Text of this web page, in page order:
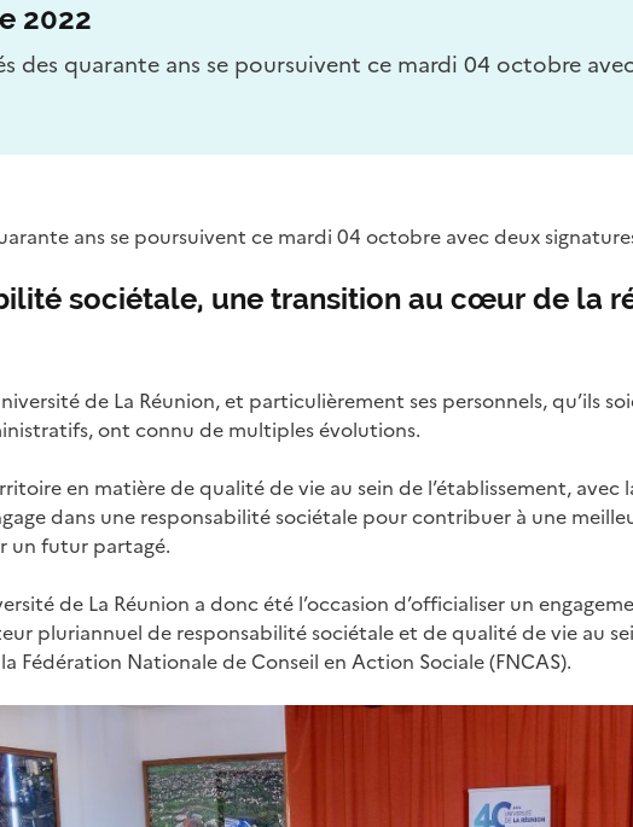
2022
des quarante ans se poursuivent ce mardi 04 octobre
ans se poursuivent ce mardi 04 octobre avec deux
sociétale, une transition au cœur de la
de La Réunion, et particulièrement ses personnels, qu’ils
ont connu de multiples évolutions.
en matière de qualité de vie au sein de l’établissement,
dans une responsabilité sociétale pour contribuer à une
un futur partagé.
de La Réunion a donc été l’occasion d’officialiser un
pluriannuel de responsabilité sociétale et de qualité de vie au
Fédération Nationale de Conseil en Action Sociale (FNCAS).